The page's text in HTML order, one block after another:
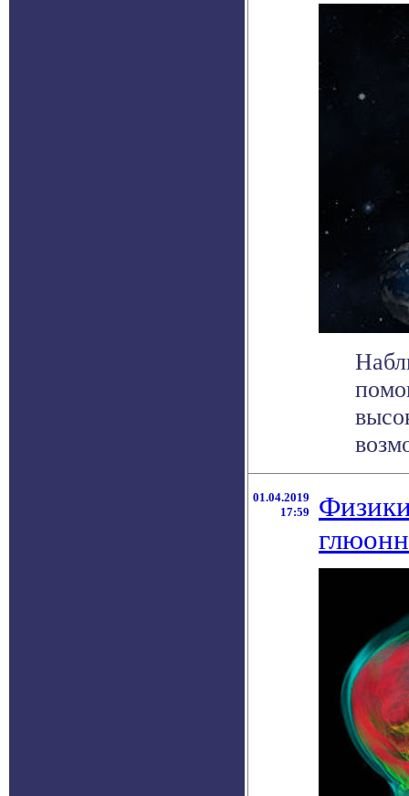
01.04.2019
17:59